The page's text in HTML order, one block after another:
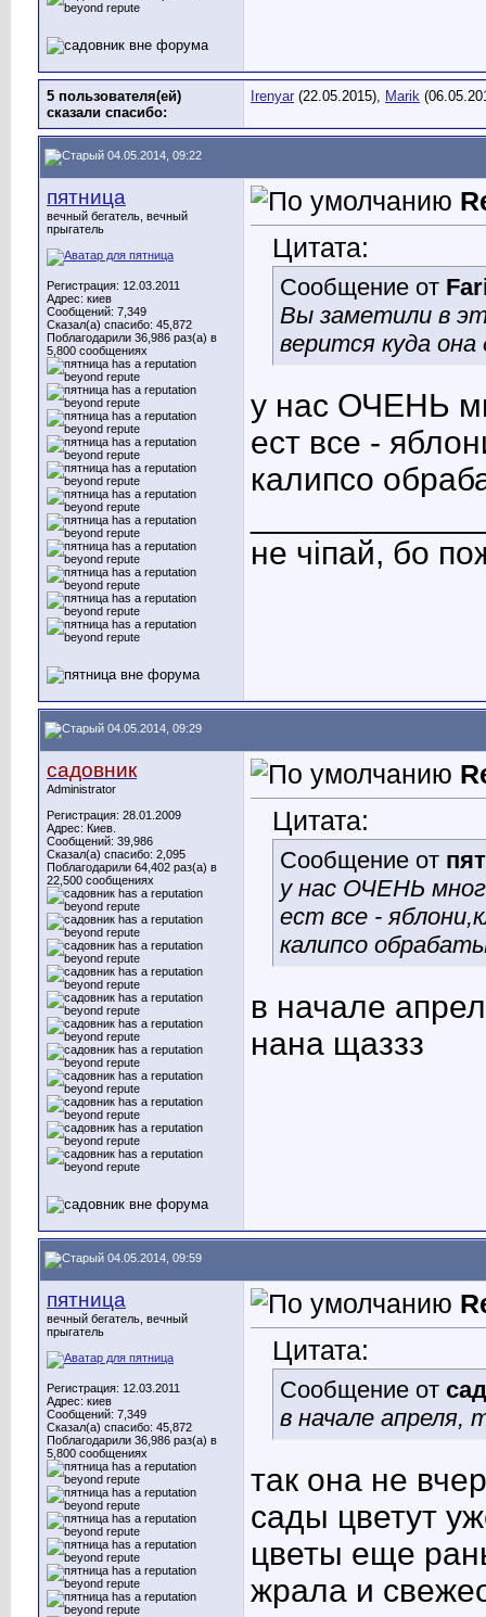
5 пользователя(ей)
сказали cпасибо:
Irenyar (22.05.2015), Marik
04.05.2014, 09:22
пятница
вечный бегатель, вечный
прыгатель
Регистрация: 12.03.2011
Адрес: киев
Сообщений: 7,349
Сказал(а) спасибо: 45,872
Поблагодарили 36,986 раз(а) в
5,800 сообщениях
Цитата:
Сообщение от
Вы заметили в
верится куда
у нас ОЧЕНЬ
ест все -
калипсо
не чіпай, бо
04.05.2014, 09:29
садовник
Administrator
Регистрация: 28.01.2009
Адрес: Киев.
Сообщений: 39,986
Сказал(а) спасибо: 2,095
Поблагодарили 64,402 раз(а) в
22,500 сообщениях
Цитата:
Сообщение от
у нас ОЧЕНЬ
ест все -
калипсо
в начале
нана щаззз
04.05.2014, 09:59
пятница
вечный бегатель, вечный
прыгатель
Регистрация: 12.03.2011
Адрес: киев
Сообщений: 7,349
Сказал(а) спасибо: 45,872
Поблагодарили 36,986 раз(а) в
5,800 сообщениях
Цитата:
Сообщение от
в начале апреля,
так она не
сады цветут
цветы еще
жрала и